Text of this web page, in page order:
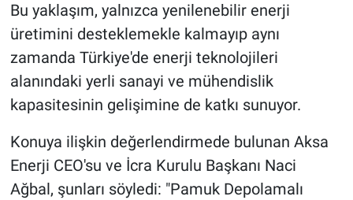
Bu yaklaşım, yalnızca yenilenebilir enerji
üretimini desteklemekle kalmayıp aynı
zamanda Türkiye'de enerji teknolojileri
alanındaki yerli sanayi ve mühendislik
kapasitesinin gelişimine de katkı sunuyor.
Konuya ilişkin değerlendirmede bulunan Aksa
Enerji CEO'su ve İcra Kurulu Başkanı Naci
Ağbal, şunları söyledi: "Pamuk Depolamalı